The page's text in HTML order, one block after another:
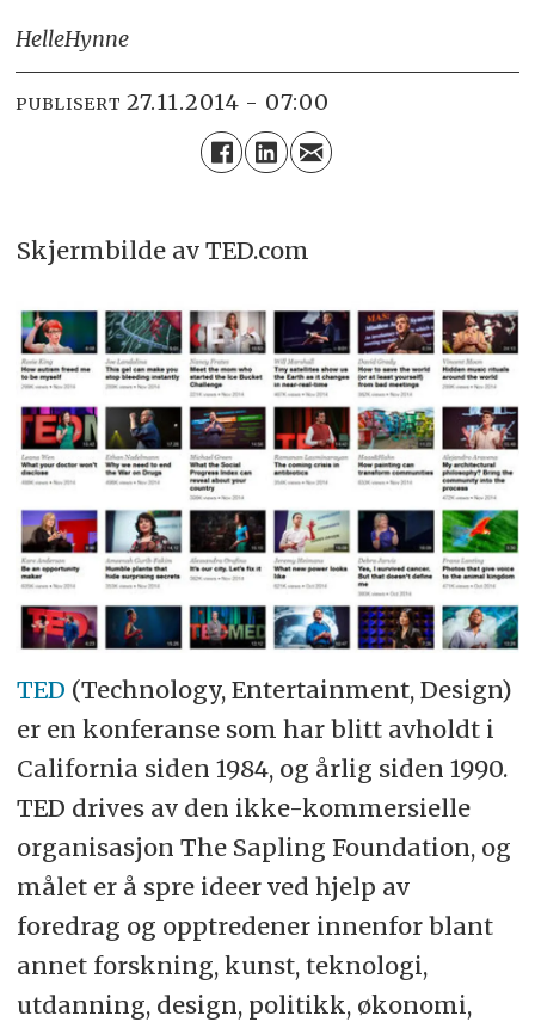
HelleHynne
PUBLISERT 27.11.2014 - 07:00
Skjermbilde av TED.com
TED (Technology, Entertainment, Design)
er en konferanse som har blitt avholdt i
California siden 1984, og årlig siden 1990.
TED drives av den ikke-kommersielle
organisasjon The Sapling Foundation, og
målet er å spre ideer ved hjelp av
foredrag og opptredener innenfor blant
annet forskning, kunst, teknologi,
utdanning, design, politikk, økonomi,